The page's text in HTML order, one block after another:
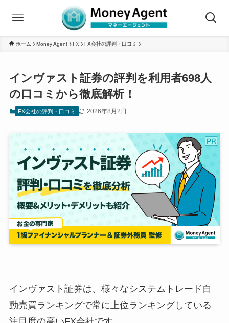
ホーム Money Agent FX FX会社の評判・口コミ
インヴァスト証券の評判を利用者698人
の口コミから徹底解析！
FX会社の評判・口コミ 2026年8月2日
インヴァスト証券は、様々なシステムトレード自
動売買ランキングで常に上位ランキングしている